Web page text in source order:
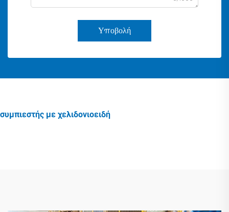
Υποβολή
συμπιεστής με χελιδονιοειδή